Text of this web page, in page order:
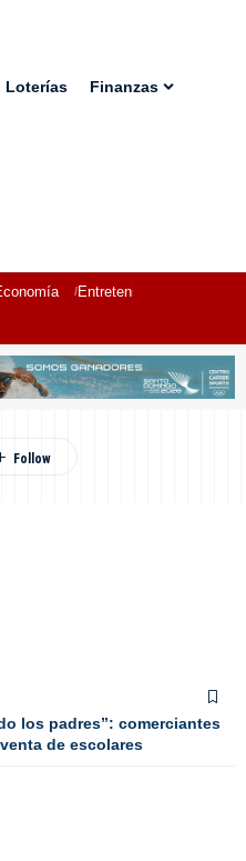
Loterías Finanzas
Entretenimiento
los padres”: comerciantes
de escolares